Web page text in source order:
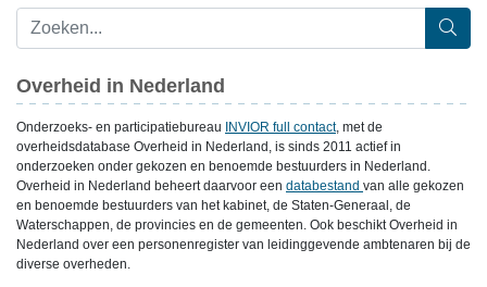
Overheid in Nederland
Onderzoeks- en participatiebureau INVIOR full contact, met de
overheidsdatabase Overheid in Nederland, is sinds 2011 actief in
onderzoeken onder gekozen en benoemde bestuurders in Nederland.
Overheid in Nederland beheert daarvoor een databestand van alle gekozen
en benoemde bestuurders van het kabinet, de Staten-Generaal, de
Waterschappen, de provincies en de gemeenten. Ook beschikt Overheid in
Nederland over een personenregister van leidinggevende ambtenaren bij de
diverse overheden.